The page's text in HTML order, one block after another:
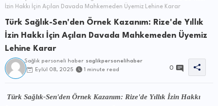
İzin Hakkı İçin Açılan Davada Mahkemeden Üyemiz Lehine Karar
Türk Sağlık-Sen'den Örnek Kazanım: Rize'de Yıllık
İzin Hakkı İçin Açılan Davada Mahkemeden Üyemiz
Lehine Karar
Sağlık personeli haber saglikpersonelihaber
Eylül 08, 2025
1 minute read 0
Türk Sağlık-Sen'den Örnek Kazanım: Rize'de Yıllık İzin Hakkı